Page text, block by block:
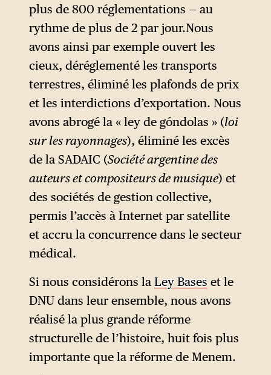
plus de 800 réglementations — au
rythme de plus de 2 par jour.Nous
avons ainsi par exemple ouvert les
cieux, déréglementé les transports
terrestres, éliminé les plafonds de prix
et les interdictions d’exportation. Nous
avons abrogé la « ley de góndolas » (loi
sur les rayonnages), éliminé les excès
de la SADAIC (Société argentine des
auteurs et compositeurs de musique) et
des sociétés de gestion collective,
permis l’accès à Internet par satellite
et accru la concurrence dans le secteur
médical.
Si nous considérons la Ley Baseset le
DNU dans leur ensemble, nous avons
réalisé la plus grande réforme
structurelle de l’histoire, huit fois plus
importante que la réforme de Menem.